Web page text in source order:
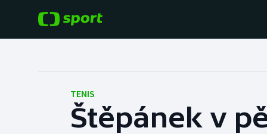
Hokej Baseball a softbal
TENIS
Štěpánek v